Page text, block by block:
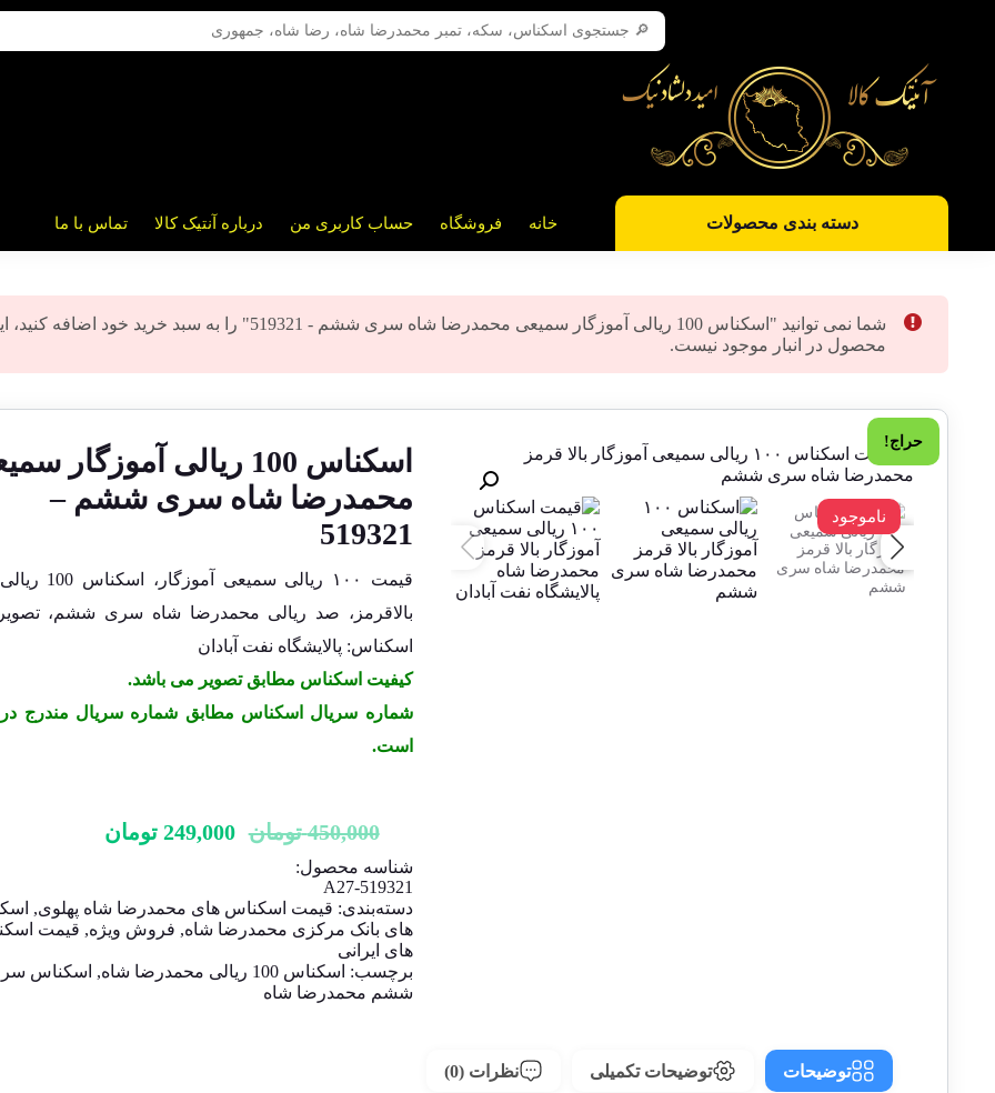
دسته بندی محصولات خانه فروشگاه حساب کاربری من درباره آنتیک کالا تماس با ما
شما نمی توانید "اسکناس 100 ریالی آموزگار سمیعی محمدرضا شاه سری ششم - 519321" را به سبد خرید خود اضافه
محصول در انبار موجود نیست.
حراج!
اسکناس 100 ریالی آموزگار
محمدرضا شاه سری ششم –
519321
قیمت ۱۰۰ ریالی سمیعی
بالاقرمز، صد ریالی محمدرضا شاه سری ششم،
اسکناس: پالایشگاه نفت آبادان
کیفیت اسکناس مطابق تصویر می باشد.
شماره سریال اسکناس مطابق شماره سریال مندرج در
است.
450,000 تومان 249,000 تومان
ناموجود
شناسه محصول:
A27-519321
دسته‌بندی: قیمت اسکناس های محمدرضا شاه پهلوی,
های بانک مرکزی محمدرضا شاه, فروش ویژه, قیمت
های ایرانی
برچسب: اسکناس 100 ریالی محمدرضا شاه , اسکناس
ششم محمدرضا شاه
توضیحات توضیحات تکمیلی نظرات (0)